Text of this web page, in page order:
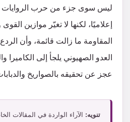
ليس سوى جزء من حرب الروايات
إعلاميًا، لكنها لا تغيّر موازين
المقاومة ما زالت قائمة، وأن
العدو الصهيوني يلجأ إلى
عجز عن تحقيقه بالصواريخ
تنويه: الآراء الواردة في المقالات